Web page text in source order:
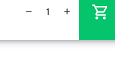
remove add shopping_cart